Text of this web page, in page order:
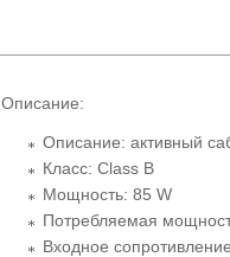
Описание:
Описание: активный
Класс: Class B
Мощность: 85 W
Потребляемая
Входное